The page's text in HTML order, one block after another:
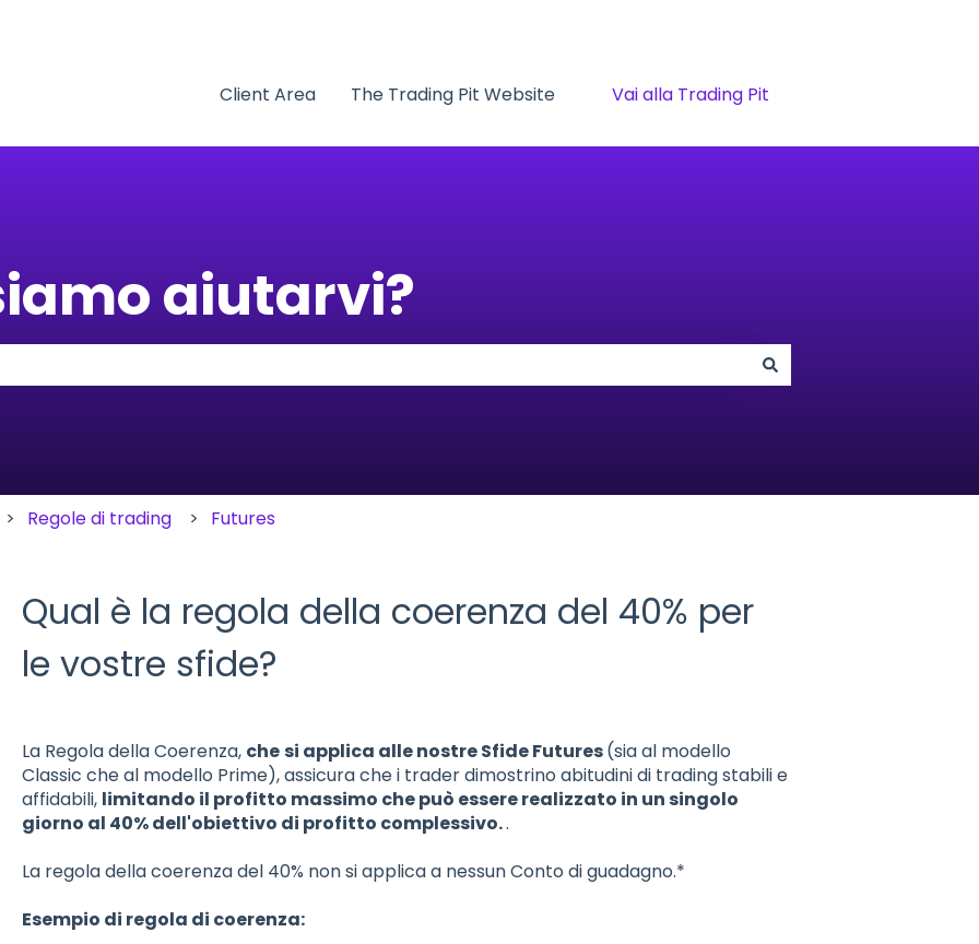
Client Area The Trading Pit Website Vai alla Trading Pit
aiutarvi?
Regole di trading Futures
Qual è la regola della coerenza del 40% per
le vostre sfide?
La Regola della Coerenza, chesi applica alle nostre Sfide Futures(sia al modello
Classic che al modello Prime), assicura che i trader dimostrino abitudini di trading stabili e
affidabili, limitando il profitto massimo che può essere realizzato in un singolo
giorno al 40% dell'obiettivo di profitto complessivo..
La regola della coerenza del 40% non si applica a nessun Conto di guadagno.*
Esempio di regola di coerenza: